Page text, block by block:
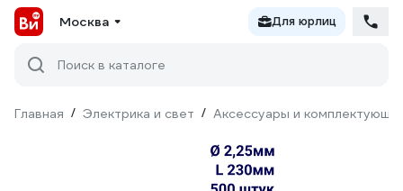
Москва Для юрлиц
Поиск в каталоге
Главная / Электрика и свет / Аксессуары и